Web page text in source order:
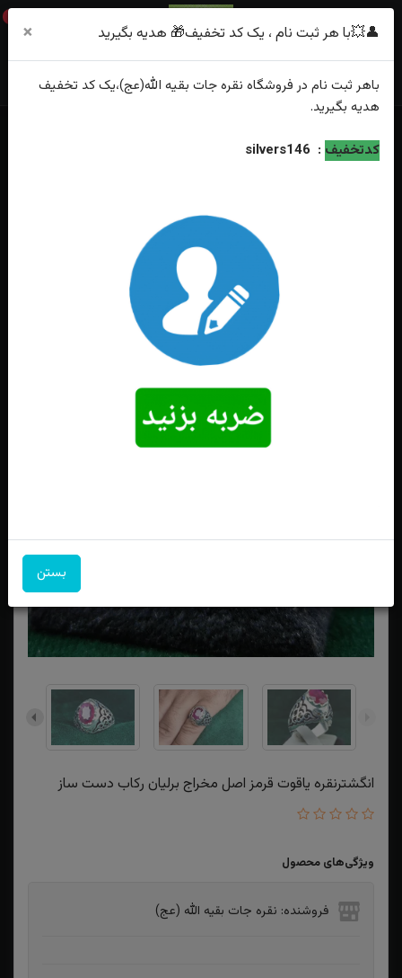
0
خانه
فهرست محصولات
انگشترنقره یاقوت قرمز اصل مخراج برلیان رکاب دست ساز
انگشترنقره یاقوت قرمز اصل مخراج برلیان رکاب دست ساز
ویژگی‌های محصول
فروشنده: نقره جات بقیه الله (عج)
👤💥با هر ثبت نام ، یک کد تخفیف🎁 هدیه بگیرید ×
باهر ثبت نام در فروشگاه نقره جات بقیه الله(عج)،یک کد تخفیف
هدیه بگیرید.
کدتخفیف :
silvers146
بستن